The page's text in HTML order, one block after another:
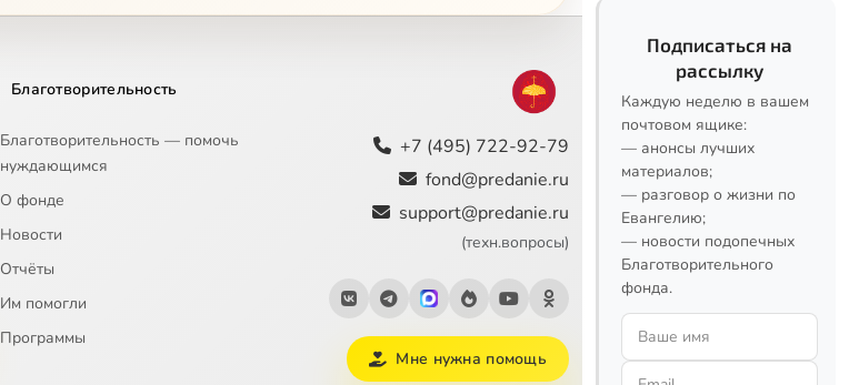
Благотворительность
Благотворительность — помочь
нуждающимся
О фонде
Новости
Отчёты
Им помогли
Программы
+7 (495) 722-92-79
fond@predanie.ru
support@predanie.ru
(техн.вопросы)
Мне нужна помощь
Подписаться на
рассылку
Каждую неделю в вашем
почтовом ящике:
— анонсы лучших
материалов;
— разговор о жизни по
Евангелию;
— новости подопечных
Благотворительного
фонда.